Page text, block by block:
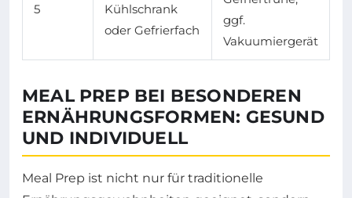
5
Kühlschrank
oder Gefrierfach
ggf.
Vakuumiergerät
MEAL PREP BEI BESONDEREN
ERNÄHRUNGSFORMEN: GESUND
UND INDIVIDUELL
Meal Prep ist nicht nur für traditionelle